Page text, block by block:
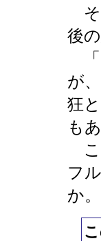
そ
後
「
が
狂
も
こ
フ
か。